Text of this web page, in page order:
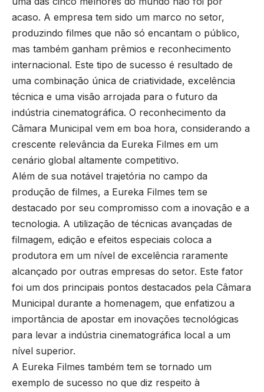
acaso. A empresa tem sido um marco no setor,
produzindo filmes que não só encantam o público,
mas também ganham prêmios e reconhecimento
internacional. Este tipo de sucesso é resultado de
uma combinação única de criatividade, excelência
técnica e uma visão arrojada para o futuro da
indústria cinematográfica. O reconhecimento da
Câmara Municipal vem em boa hora, considerando a
crescente relevância da Eureka Filmes em um
cenário global altamente competitivo.
Além de sua notável trajetória no campo da
produção de filmes, a Eureka Filmes tem se
destacado por seu compromisso com a inovação e a
tecnologia. A utilização de técnicas avançadas de
filmagem, edição e efeitos especiais coloca a
produtora em um nível de excelência raramente
alcançado por outras empresas do setor. Este fator
foi um dos principais pontos destacados pela Câmara
Municipal durante a homenagem, que enfatizou a
importância de apostar em inovações tecnológicas
para levar a indústria cinematográfica local a um
nível superior.
A Eureka Filmes também tem se tornado um
exemplo de sucesso no que diz respeito à